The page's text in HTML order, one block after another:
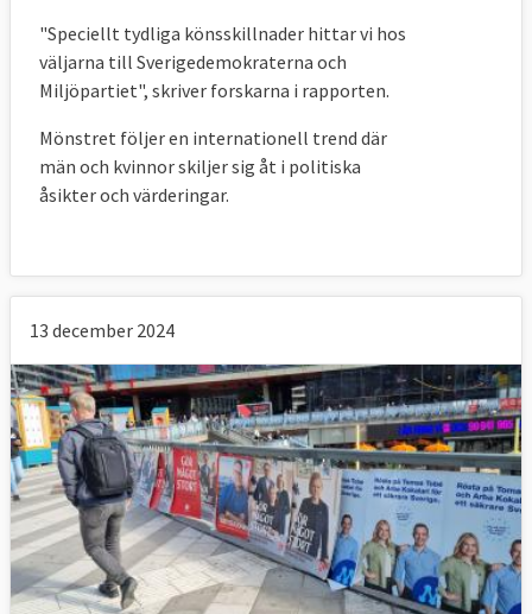
Maria Corazza Bildt
(L):
Fred och samarbete
Samtliga valmanifest i EU-valet 2024 –
svenska och europeiska
Socialdemokraterna
S-
PES
Moderaterna
M-
valmanifest
EPP
Sverigedemokraterna
SD-
valmanifest
ECR
Miljöpartiet
MP-
valmanifest
Europeiska
gröna
Centerpartiet
C-
valmanifest
ALDE
"Speciellt tydliga könsskillnader hittar vi hos
väljarna till Sverigedemokraterna och
Miljöpartiet", skriver forskarna i rapporten.
Mönstret följer en internationell trend där
män och kvinnor skiljer sig åt i politiska
åsikter och värderingar.
13 december 2024